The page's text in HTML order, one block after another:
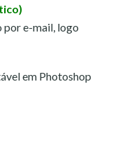
por e-mail, logo
em Photoshop